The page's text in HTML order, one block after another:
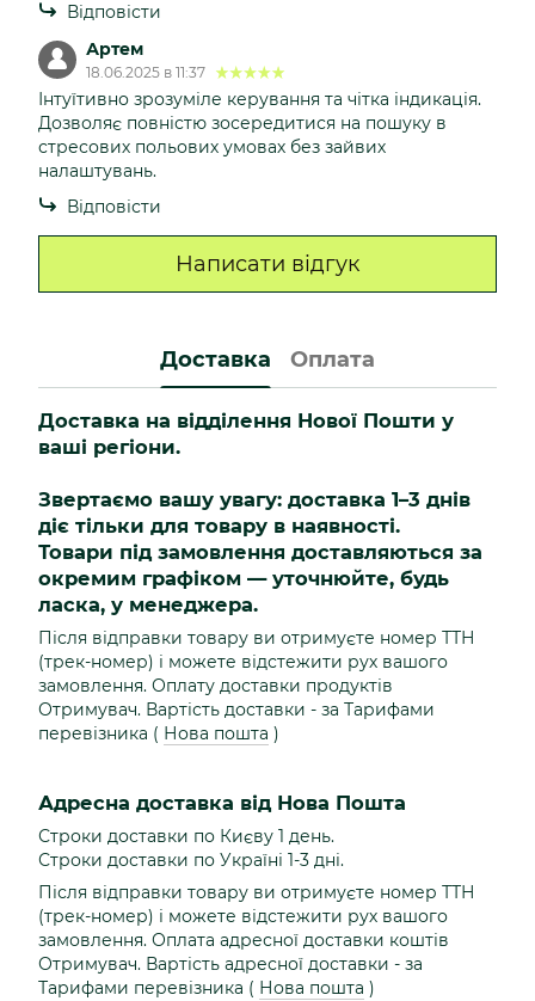
Відповісти
Артем
18.06.2025 в 11:37
Інтуїтивно зрозуміле керування та чітка індикація.
Дозволяє повністю зосередитися на пошуку в
стресових польових умовах без зайвих
налаштувань.
Відповісти
Написати відгук
Доставка Оплата
Доставка на відділення Нової Пошти у
ваші регіони.
Звертаємо вашу увагу: доставка 1–3 днів
діє тільки для товару в наявності.
Товари під замовлення доставляються за
окремим графіком — уточнюйте, будь
ласка, у менеджера.
Після відправки товару ви отримуєте номер ТТН
(трек-номер) і можете відстежити рух вашого
замовлення. Оплату доставки продуктів
Отримувач. Вартість доставки - за Тарифами
перевізника ( Нова пошта )
Адресна доставка від Нова Пошта
Строки доставки по Києву 1 день.
Строки доставки по Україні 1-3 дні.
Після відправки товару ви отримуєте номер ТТН
(трек-номер) і можете відстежити рух вашого
замовлення. Оплата адресної доставки коштів
Отримувач. Вартість адресної доставки - за
Тарифами перевізника ( Нова пошта )